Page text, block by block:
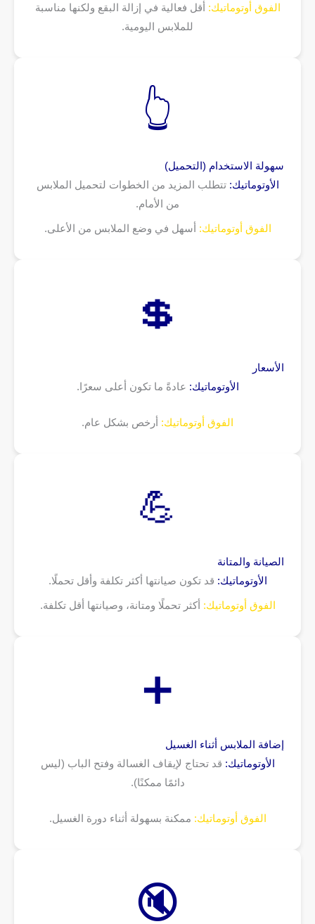
الفوق أوتوماتيك: أقل فعالية في إزالة البقع ولكنها مناسبة
للملابس اليومية.
👆
سهولة الاستخدام (التحميل)
الأوتوماتيك: تتطلب المزيد من الخطوات لتحميل الملابس
من الأمام.
الفوق أوتوماتيك: أسهل في وضع الملابس من الأعلى.
💲
الأسعار
الأوتوماتيك: عادةً ما تكون أعلى سعرًا.
الفوق أوتوماتيك: أرخص بشكل عام.
💪
الصيانة والمتانة
الأوتوماتيك: قد تكون صيانتها أكثر تكلفة وأقل تحملًا.
الفوق أوتوماتيك: أكثر تحملًا ومتانة، وصيانتها أقل تكلفة.
➕
إضافة الملابس أثناء الغسيل
الأوتوماتيك: قد تحتاج لإيقاف الغسالة وفتح الباب (ليس
دائمًا ممكنًا).
الفوق أوتوماتيك: ممكنة بسهولة أثناء دورة الغسيل.
🔇